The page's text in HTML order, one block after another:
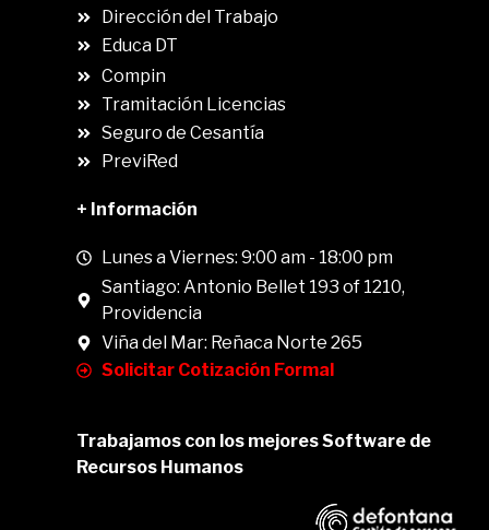
Dirección del Trabajo
Educa DT
Compin
Tramitación Licencias
Seguro de Cesantía
PreviRed
+ Información
Lunes a Viernes: 9:00 am - 18:00 pm
Santiago: Antonio Bellet 193 of 1210,
Providencia
Viña del Mar: Reñaca Norte 265
Solicitar Cotización Formal
Trabajamos con los mejores Software de
Recursos Humanos